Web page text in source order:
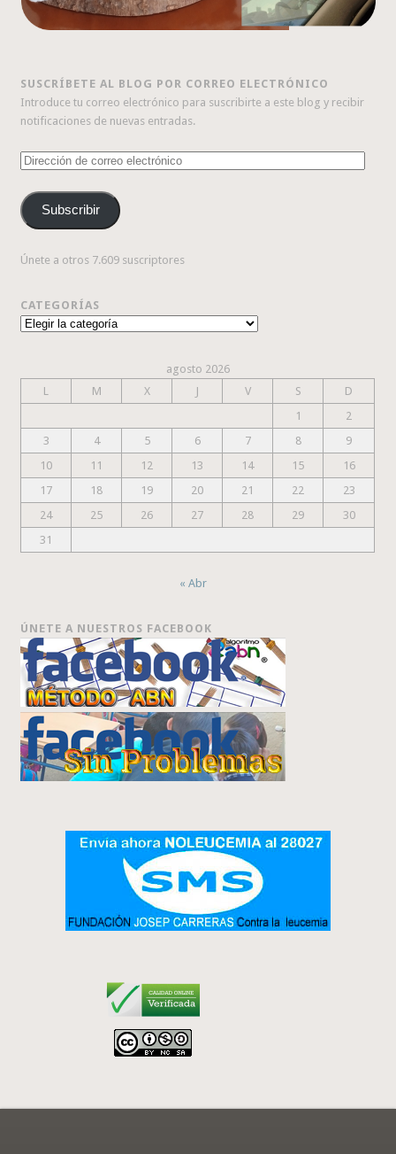
SUSCRÍBETE AL BLOG POR CORREO ELECTRÓNICO
Introduce tu correo electrónico para suscribirte a este blog y recibir
notificaciones de nuevas entradas.
Dirección
correo
electrónico
Subscribir
Únete a otros 7.609 suscriptores
CATEGORÍAS
Categorías
agosto 2026
L
M X J V S
D
1
2
3
4 5 6 7 8
9
10
11 12 13 14 15
16
17
18 19 20 21 22
23
24
25 26 27 28 29
30
31
« Abr
ÚNETE A NUESTROS FACEBOOK